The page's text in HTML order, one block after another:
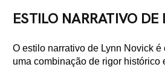
ESTILO NARRATIVO
O estilo narrativo de Lynn Novick é
uma combinação de rigor histórico